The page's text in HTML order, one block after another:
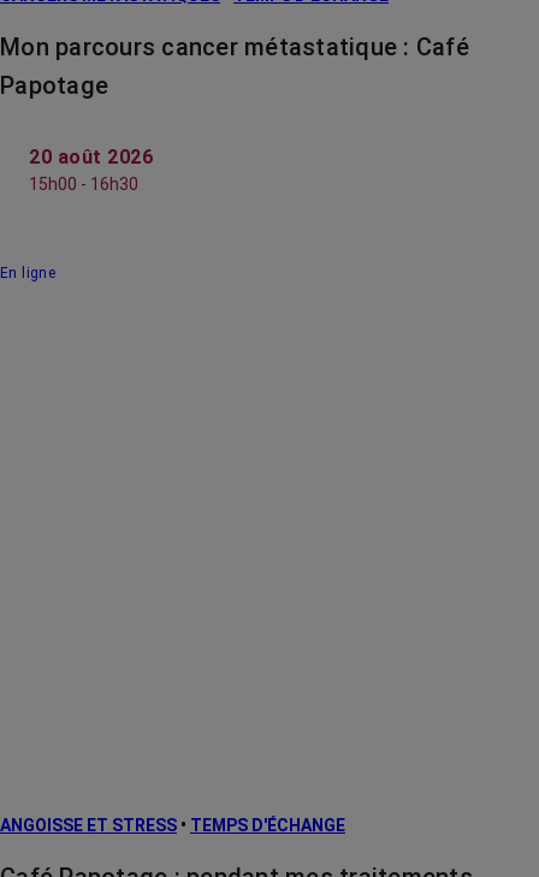
Mon parcours cancer métastatique : Café
Papotage
20 août 2026
15h00 - 16h30
En ligne
ANGOISSE ET STRESS • TEMPS D'ÉCHANGE